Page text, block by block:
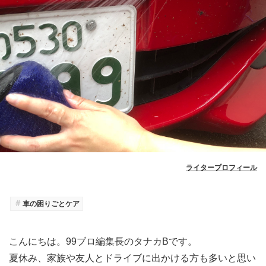
ライタープロフィール
＃ 車の困りごとケア
こんにちは。99ブロ編集長のタナカBです。
夏休み、家族や友人とドライブに出かける方も多いと思い